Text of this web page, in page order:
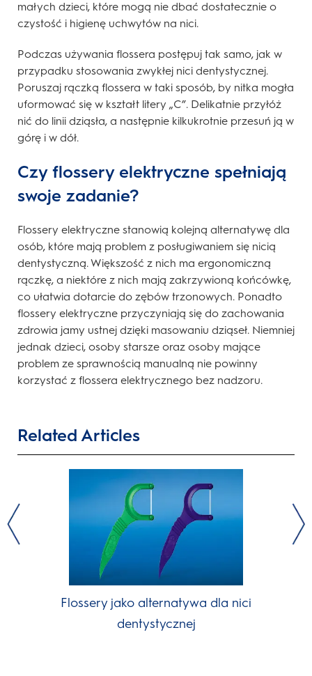
małych dzieci, które mogą nie dbać dostatecznie o
czystość i higienę uchwytów na nici.
Podczas używania flossera postępuj tak samo, jak w
przypadku stosowania zwykłej nici dentystycznej.
Poruszaj rączką flossera w taki sposób, by nitka mogła
uformować się w kształt litery „C”. Delikatnie przyłóż
nić do linii dziąsła, a następnie kilkukrotnie przesuń ją w
górę i w dół.
Czy flossery elektryczne spełniają
swoje zadanie?
Flossery elektryczne stanowią kolejną alternatywę dla
osób, które mają problem z posługiwaniem się nicią
dentystyczną. Większość z nich ma ergonomiczną
rączkę, a niektóre z nich mają zakrzywioną końcówkę,
co ułatwia dotarcie do zębów trzonowych. Ponadto
flossery elektryczne przyczyniają się do zachowania
zdrowia jamy ustnej dzięki masowaniu dziąseł. Niemniej
jednak dzieci, osoby starsze oraz osoby mające
problem ze sprawnością manualną nie powinny
korzystać z flossera elektrycznego bez nadzoru.
Related Articles
Flossery jako alternatywa dla nici
dentystycznej